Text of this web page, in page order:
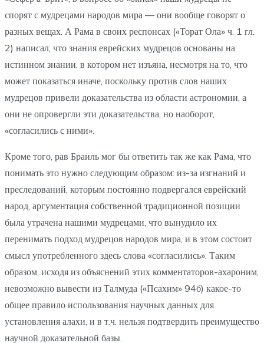
спорят с мудрецами народов мира — они вообще говорят о
разных вещах. А Рама в своих респонсах («Торат Ола» ч. 1 гл.
2) написал, что знания еврейских мудрецов основаны на
истинном знании, в котором нет изъяна, несмотря на то, что
может показаться иначе, поскольку против слов наших
мудрецов привели доказательства из области астрономии, а
они не опровергли эти доказательства, но наоборот,
«согласились с ними».
Кроме того, рав Браиль мог бы ответить так же как Рама, что
понимать это нужно следующим образом: из-за изгнаний и
преследований, которым постоянно подвергался еврейский
народ, аргументация собственной традиционной позиции
была утрачена нашими мудрецами, что вынудило их
перенимать подход мудрецов народов мира, и в этом состоит
смысл употребленного здесь слова «согласились». Таким
образом, исходя из объяснений этих комментаторов-ахароним,
невозможно вывести из Талмуда («Псахим» 94б) какое-то
общее правило использования научных данных для
установления алахи, и в т.ч. нельзя подтвердить преимущество
научной доказательной базы.